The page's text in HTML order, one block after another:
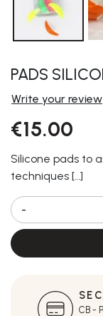
PADS
Write your review
€15.00
Silicone pads to
techniques […]
-
CB -